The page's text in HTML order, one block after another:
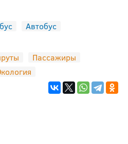
Автобус
Пассажиры